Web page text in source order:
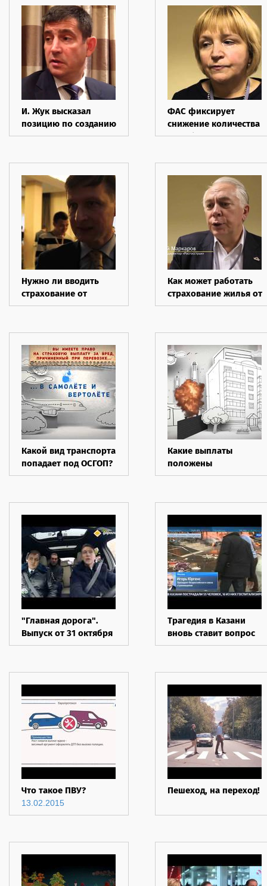
И. Жук высказал
позицию по созданию
НПК
ФАС фиксирует
снижение количества
жалоб на
Нужно ли вводить
страхование от
рисков терроризма?
Как может работать
страхование жилья от
ЧС
Какой вид транспорта
попадает под ОСГОП?
Какие выплаты
положены
пострадавшим на
"Главная дорога".
Выпуск от 31 октября
2015 года
Трагедия в Казани
вновь ставит вопрос
о компенсациях
Что такое ПВУ?
13.02.2015
Пешеход, на переход!